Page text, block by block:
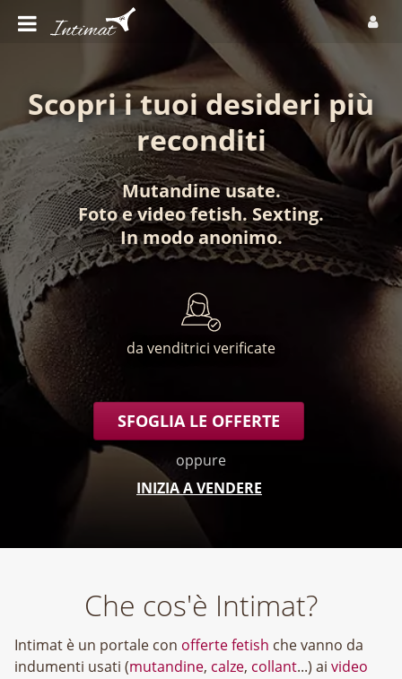
Scopri i tuoi desideri più
reconditi
Mutandine usate.
Fotoevideo fetish. Sexting.
In modo anonimo.
da venditrici verificate
SFOGLIA LE OFFERTE
oppure
INIZIA A VENDERE
Che cos'è Intimat?
Intimat è un portale con offerte fetish che vanno da
indumenti usati (mutandine, calze, collant...) ai video